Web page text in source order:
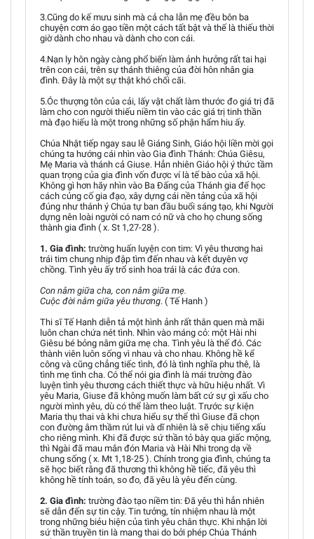
3.Cũng do kế mưu sinh mà cả cha lẫn mẹ đều bôn ba
chuyện cơm áo gạo tiền một cách tất bật và thế là thiếu thời
giờ dành cho nhau và dành cho con cái.
4.Nạn ly hôn ngày càng phổ biến làm ảnh hưởng rất tai hại
trên con cái, trên sự thánh thiêng của đời hôn nhân gia
đình. Đây là một sự thật khó chối cãi.
5.Óc thượng tôn của cải, lấy vật chất làm thước đo giá trị đã
làm cho con người thiếu niềm tin vào các giá trị tinh thần
mà đạo hiếu là một trong những số phận hẩm hiu ấy.
Chúa Nhật tiếp ngay sau lễ Giáng Sinh, Giáo hội liền mời gọi
chúng ta hướng cái nhìn vào Gia đình Thánh: Chúa Giêsu,
Mẹ Maria và thánh cả Giuse. Hẳn nhiên Giáo hội ý thức tầm
quan trọng của gia đình vốn được ví là tế bào của xã hội.
Không gì hơn hãy nhìn vào Ba Đấng của Thánh gia để học
cách củng cố gia đạo, xây dựng cái nền tảng của xã hội
đúng như thánh ý Chúa tự ban đầu buổi sáng tạo, khi Người
dựng nên loài người có nam có nữ và cho họ chung sống
thành gia đình ( x. St 1,27-28 ).
1. Gia đình: trường huấn luyện con tim: Vì yêu thương hai
trái tim chung nhịp đập tìm đến nhau và kết duyên vợ
chồng. Tình yêu ấy trổ sinh hoa trái là các đứa con.
Con nằm giữa cha, con nằm giữa mẹ.
Cuộc đời nằm giữa yêu thương. ( Tế Hanh )
Thi sĩ Tế Hanh diễn tả một hình ảnh rất thân quen mà mãi
luôn chan chứa nét tình. Nhìn vào máng cỏ: một Hài nhi
Giêsu bé bỏng nằm giữa mẹ cha. Tình yêu là thế đó. Các
thành viên luôn sống vì nhau và cho nhau. Không hề kể
công và cũng chẳng tiếc tình, đó là tình nghĩa phu thê, là
tình mẹ tình cha. Có thể nói gia đình là mái trường đào
luyện tình yêu thương cách thiết thực và hữu hiệu nhất. Vì
yêu Maria, Giuse đã không muốn làm bất cứ sự gì xấu cho
người mình yêu, dù có thể làm theo luật. Trước sự kiện
Maria thụ thai và khi chưa hiểu sự thể thì Giuse đã chọn
con đường âm thầm rút lui và dĩ nhiên là sẽ chịu tiếng xấu
cho riêng mình. Khi đã được sứ thần tỏ bày qua giấc mộng,
thì Ngài đã mau mắn đón Maria và Hài Nhi trong dạ về
chung sống ( x. Mt 1,18-25 ). Chính trong gia đình, chúng ta
sẽ học biết rằng đã thương thì không hề tiếc, đã yêu thì
không hề tính toán, so đo, đã yêu là yêu đến cùng.
2. Gia đình: trường đào tạo niềm tin: Đã yêu thì hẳn nhiên
sẽ dẫn đến sự tin cậy. Tin tưởng, tín nhiệm nhau là một
trong những biẻu hiện của tình yêu chân thực. Khi nhận lời
sứ thần truyền tin là mang thai do bởi phép Chúa Thánh